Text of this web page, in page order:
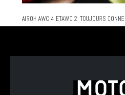
AIROH AWC 4 ETAWC 2: TOUJOURS